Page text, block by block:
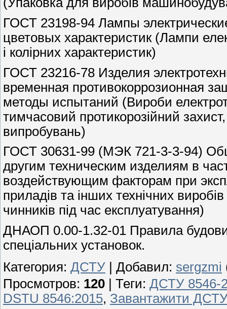
ГОСТ 23198-94 Лампы
цветовых характеристик (Лампи
і колірних характеристик)
ГОСТ 23216-78 Изделия
временная противокоррозионная
методы испытаний (Вироби
тимчасовий протикорозійний
випробувань)
ГОСТ 30631-99 (МЭК 721-3-3-94)
другим техническим изделиям в
воздействующим факторам при
приладів та інших технічних
чинників під час експлуатування)
ДНАОП 0.00-1.32-01 Правила будови
спеціальних установок.
Категория: ДСТУ Добавил: sergzmi
Просмотров: 120 Теги: ДСТУ 8546-
DSTU 8546:2015, Завантажити